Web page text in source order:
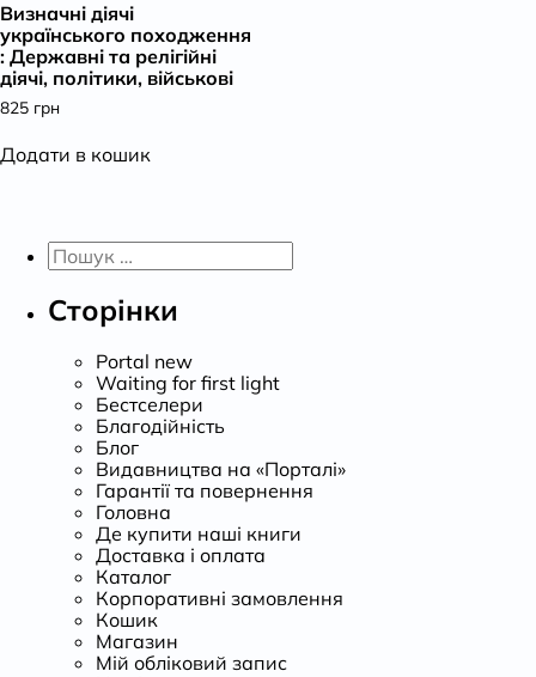
Визначні діячі
українського походження
: Державні та релігійні
діячі, політики, військові
825 грн
Додати в кошик
Пошук:
Сторінки
Portal new
Waiting for first light
Бестселери
Благодійність
Блог
Видавництва на «Порталі»
Гарантії та повернення
Головна
Де купити наші книги
Доставка і оплата
Каталог
Корпоративні замовлення
Кошик
Магазин
Мій обліковий запис